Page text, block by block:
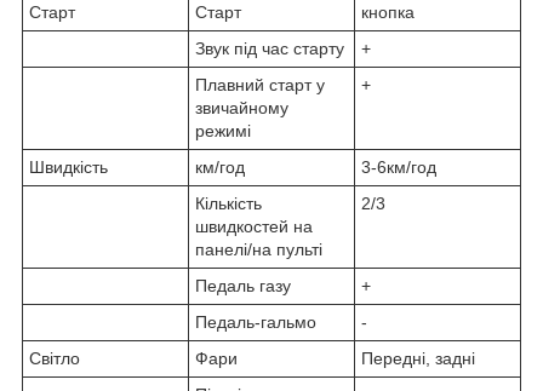
Старт Старт
кнопка
Звук під час старту
+
Плавний старт у
звичайному
режимі
+
Швидкість км/год
3-6км/год
Кількість
швидкостей на
панелі/на пульті
2/3
Педаль газу
+
Педаль-гальмо
-
Світло
Фари
Передні, задні